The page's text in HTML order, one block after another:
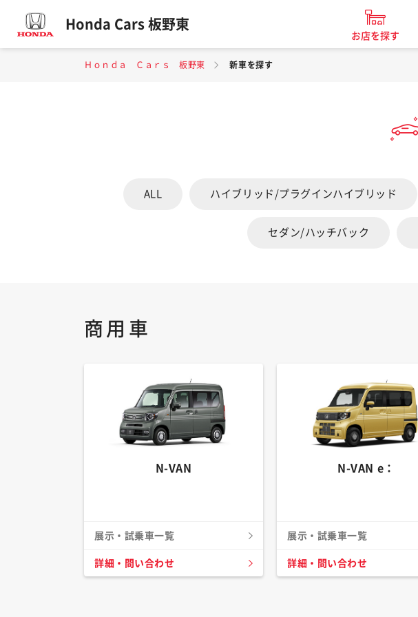
Honda Cars 板野東
お店を探す
Ｈｏｎｄａ Ｃａｒｓ 板野東 新車を探す
ALL ハイブリッド/プラグインハイブリッド
セダン/ハッチバック
商用車
N-VAN
展示・試乗車一覧
詳細・問い合わせ
N-VAN e：
展示・試乗車一覧
詳細・問い合わせ